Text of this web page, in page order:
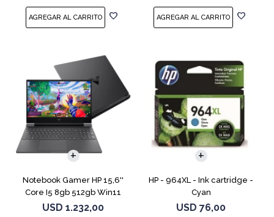
Notebook Gamer HP 15,6''
Core I5 8gb 512gb Win11
Rtx3050
USD 1.232,00
COMPARAR
HP - 964XL - Ink cartridge -
Cyan
USD 76,00